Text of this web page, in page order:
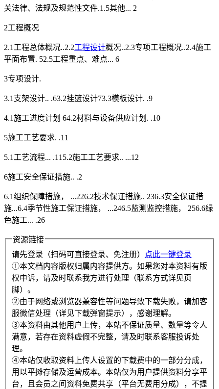
关法律、法规及规范性文件.1.5其他... 2
2工程概况
2.1工程总体概况..2.2工程设计概况..2.3专项工程概况..2.4施工
平面布置. 52.5工程重点、难点... 6
3专项设计.
3.1支架设计.. .63.2挂篮设计73.3模板设计. .9
4.1施工进度计划 64.2材料与设备供应计划. .10
5施工工艺要求. .11
5.1工艺流程... .115.2施工工艺要求.. ...12
6施工安全保证措施.. .2
6.1组织保障措施， ...226.2技术保证措施.. 236.3安全保证措
施...6.4季节性施工保证措施， ...246.5监测监控措施， 256.6绿
色施工... .26
资源链接
请先登录（扫码可直接登录、免注册）
点此一键登录
①本文档内容版权归属内容提供方。如果您对本资料有版
权申诉，请及时联系我方进行处理（联系方式详见页
脚）。
②由于网络或浏览器兼容性等问题导致下载失败，请加客
服微信处理（详见下载弹窗提示），感谢理解。
③本资料由其他用户上传，本站不保证质量、数量等令人
满意，若存在资料虚假不完整，请及时联系客服投诉处
理。
④本站仅收取资料上传人设置的下载费中的一部分分成，
用以平摊存储及运营成本。本站仅为用户提供资料分享平
台，且会员之间资料免费共享（平台无费用分成），不提